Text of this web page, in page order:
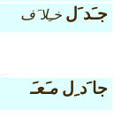
جـَد َل خـِلا َف
جا َد ِلمـَعـَ